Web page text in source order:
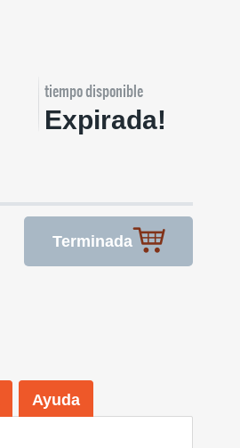
tiempo disponible
Expirada!
Terminada
Ayuda